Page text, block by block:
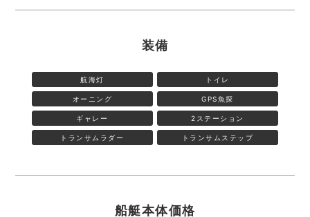
装備
航海灯 トイレ
オーニング GPS魚探
ギャレー 2ステーション
トランサムラダー トランサムステップ
船艇本体価格